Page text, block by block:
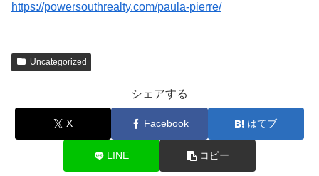
https://powersouthrealty.com/paula-pierre/
Uncategorized
シェアする
X Facebook はてブ
LINE コピー